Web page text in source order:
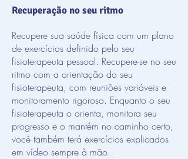
Recuperação no seu ritmo
Recupere sua saúde física com um plano
de exercícios definido pelo seu
fisioterapeuta pessoal. Recupere-se no seu
ritmo com a orientação do seu
fisioterapeuta, com reuniões variáveis e
monitoramento rigoroso. Enquanto o seu
fisioterapeuta o orienta, monitora seu
progresso e o mantém no caminho certo,
você também terá exercícios explicados
em vídeo sempre à mão.